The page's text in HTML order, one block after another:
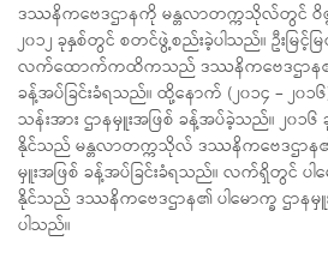
ဒဿနိကဗေဒဌာနကို မန္တလာတက္ကသိုလ်တွင် ဝိ
၂၀၁၂ ခုနှစ်တွင် စတင်ဖွဲ့စည်းခဲ့ပါသည်။ ဦးမြင့်မ
လက်ထောက်ကထိကသည် ဒဿနိကဗေဒဌာန၏
ခန့်အပ်ခြင်းခံရသည်။ ထို့နောက် (၂၀၁၄ – ၂၀
သန်းအား ဌာနမှူးအဖြစ် ခန့်အပ်ခဲ့သည်။ ၂၀
နိုင်သည် မန္တလာတက္ကသိုလ် ဒဿနိကဗေဒဌာန၏
မှူးအဖြစ် ခန့်အပ်ခြင်းခံရသည်။ လက်ရှိတွင် ပါ
နိုင်သည် ဒဿနိကဗေဒဌာန၏ ပါမောက္ခ ဌာန
ပါသည်။